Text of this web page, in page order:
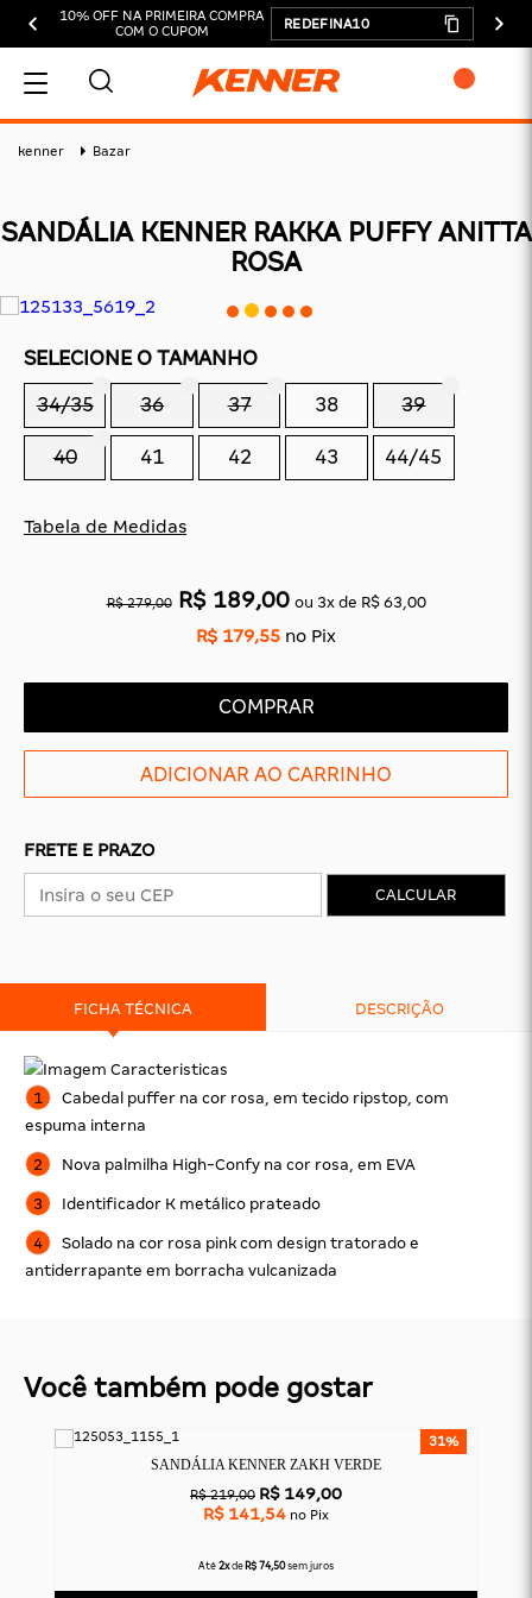
10% OFF NA PRIMEIRA COMPRA
COM O CUPOM
REDEFINA10
PLATAFORMA SLIDES
TOTAL:
CONTINUAR COMPRANDO
FINALIZAR COMPRA
kenner Bazar
SANDÁLIA KENNER RAKKA PUFFY ANITTA
ROSA
SELECIONE O TAMANHO
34/35 36 37 38 39
40 41 42 43 44/45
Tabela de Medidas
R$ 279,00 R$ 189,00 ou 3xde R$ 63,00
R$ 179,55 no Pix
COMPRAR
FRETE E PRAZO
CALCULAR
FICHA TÉCNICA DESCRIÇÃO
Cabedal puffer na cor rosa, em tecido ripstop, com
espuma interna
Nova palmilha High-Confy na cor rosa, em EVA
Identificador K metálico prateado
Solado na cor rosa pink com design tratorado e
antiderrapante em borracha vulcanizada
Você também pode gostar
31%
SANDÁLIA KENNER ZAKH VERDE
R$ 219,00 R$ 149,00
R$ 141,54 no Pix
Até 2x de R$ 74,50sem juros